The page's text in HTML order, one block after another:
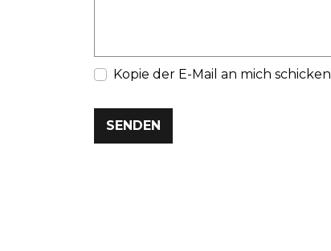
Kopie der E-Mail an mich schicken
SENDEN